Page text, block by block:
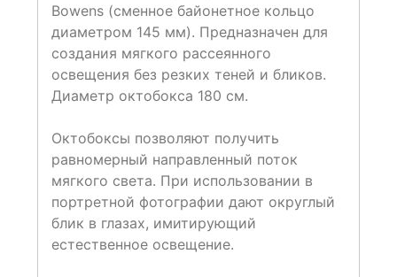
Bowens (сменное байонетное кольцо
диаметром 145 мм). Предназначен для
создания мягкого рассеянного
освещения без резких теней и бликов.
Диаметр октобокса 180 см.
Октобоксы позволяют получить
равномерный направленный поток
мягкого света. При использовании в
портретной фотографии дают округлый
блик в глазах, имитирующий
естественное освещение.